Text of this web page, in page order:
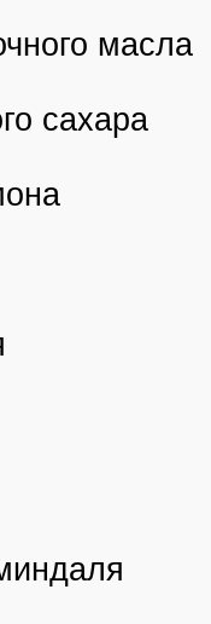
масла
сахара